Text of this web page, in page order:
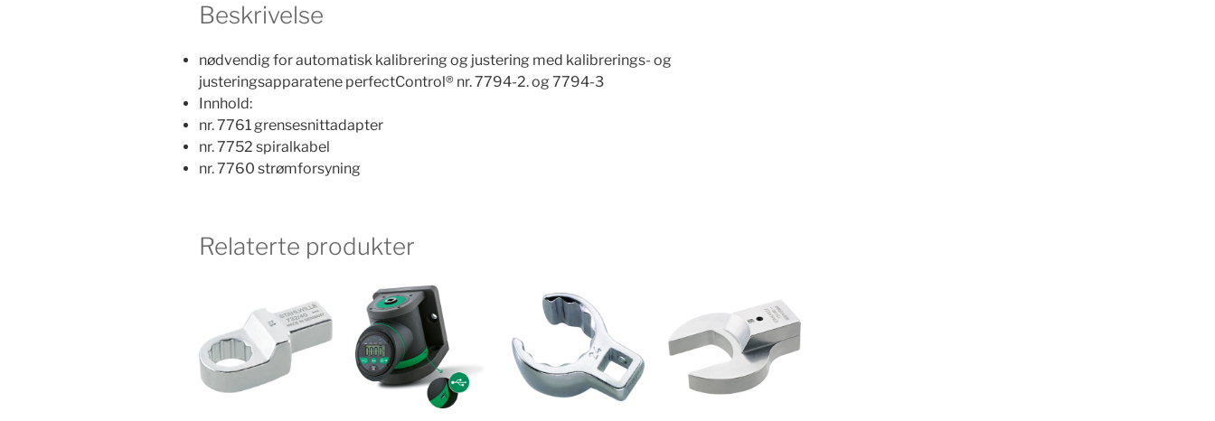
Beskrivelse
nødvendig for automatisk kalibrering og justering med kalibrerings- og
justeringsapparatene perfectControl® nr. 7794-2. og 7794-3
Innhold:
nr. 7761 grensesnittadapter
nr. 7752 spiralkabel
nr. 7760 strømforsyning
Relaterte produkter